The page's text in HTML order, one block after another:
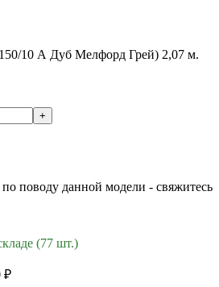
10 А Дуб Мелфорд Грей) 2,07 м.
+
поводу данной модели - свяжитесь
(77 шт.)
₽